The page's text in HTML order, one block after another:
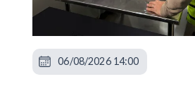
06/08/2026 14:00